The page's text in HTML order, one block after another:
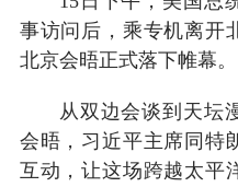
事访问后，乘专机离开
北京会晤正式落下帷幕。
从双边会谈到天坛
会晤，习近平主席同特
互动，让这场跨越太平